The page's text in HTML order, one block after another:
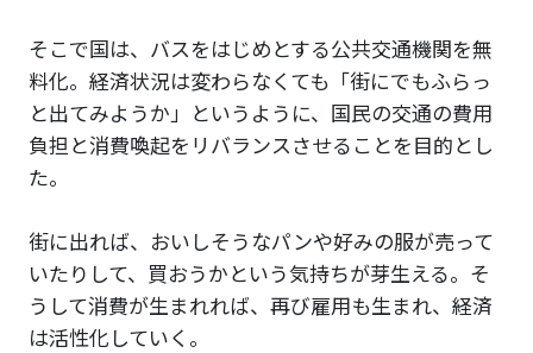
そこで国は、バスをはじめとする公共交通機関を無
料化。経済状況は変わらなくても「街にでもふらっ
と出てみようか」というように、国民の交通の費用
負担と消費喚起をリバランスさせることを目的とし
た。
街に出れば、おいしそうなパンや好みの服が売って
いたりして、買おうかという気持ちが芽生える。そ
うして消費が生まれれば、再び雇用も生まれ、経済
は活性化していく。